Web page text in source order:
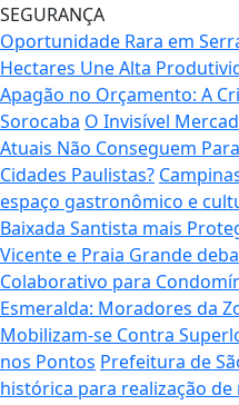
SEGURANÇA
Oportunidade Rara em
Hectares Une Alta
Apagão no Orçamento: A
Sorocaba O Invisível
Atuais Não Conseguem
Cidades Paulistas?
espaço gastronômico e
Baixada Santista mais
Vicente e Praia Grande
Colaborativo para
Esmeralda: Moradores da
Mobilizam-se Contra
nos Pontos Prefeitura de
histórica para realização